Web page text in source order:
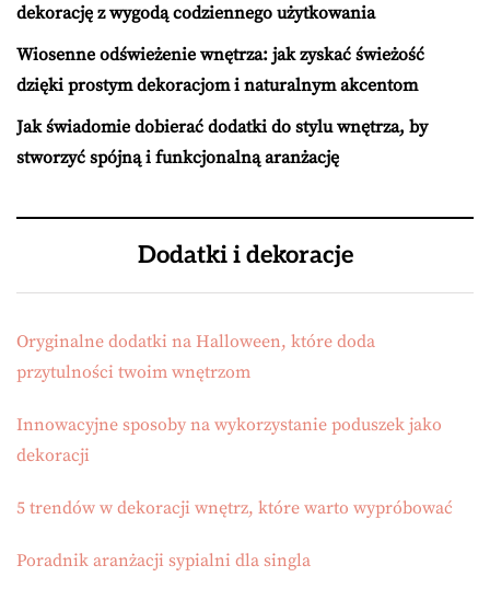
dekorację z wygodą codziennego użytkowania
Wiosenne odświeżenie wnętrza: jak zyskać świeżość
dzięki prostym dekoracjom i naturalnym akcentom
Jak świadomie dobierać dodatki do stylu wnętrza, by
stworzyć spójną i funkcjonalną aranżację
Dodatki i dekoracje
Oryginalne dodatki na Halloween, które doda
przytulności twoim wnętrzom
Innowacyjne sposoby na wykorzystanie poduszek jako
dekoracji
5 trendów w dekoracji wnętrz, które warto wypróbować
Poradnik aranżacji sypialni dla singla